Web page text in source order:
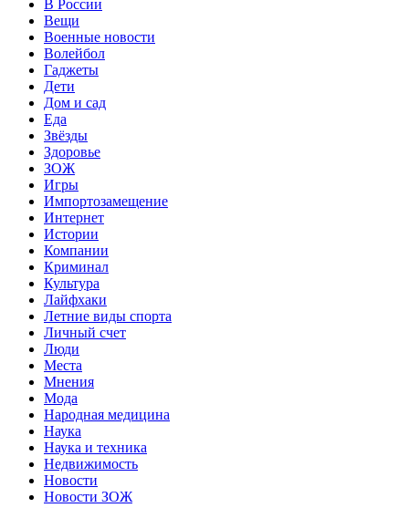
В России
Вещи
Военные новости
Волейбол
Гаджеты
Дети
Дом и сад
Еда
Звёзды
Здоровье
ЗОЖ
Игры
Импортозамещение
Интернет
Истории
Компании
Криминал
Культура
Лайфхаки
Летние виды спорта
Личный счет
Люди
Места
Мнения
Мода
Народная медицина
Наука
Наука и техника
Недвижимость
Новости
Новости ЗОЖ